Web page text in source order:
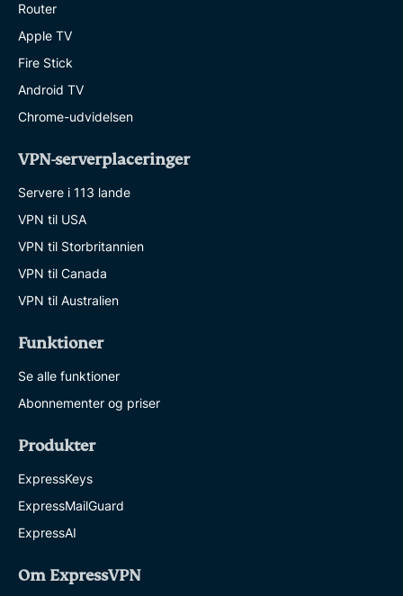
Router
Apple TV
Fire Stick
Android TV
Chrome-udvidelsen
VPN-serverplaceringer
Servere i 113 lande
VPN til USA
VPN til Storbritannien
VPN til Canada
VPN til Australien
Funktioner
Se alle funktioner
Abonnementer og priser
Produkter
ExpressKeys
ExpressMailGuard
ExpressAI
Om ExpressVPN